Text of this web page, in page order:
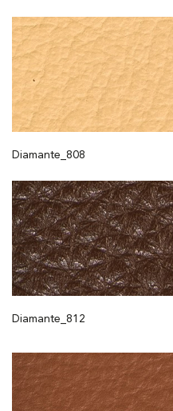
Diamante_808
Diamante_812